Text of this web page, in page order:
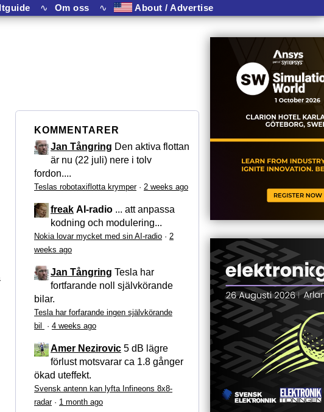
∿ Om oss ∿ About / Advertise
KOMMENTARER
Jan Tångring Den aktiva flottan
är nu (22 juli) nere i tolv
fordon....
Teslas robotaxiflotta krymper· 2 weeks ago
freak AI-radio ... att anpassa
kodning och modulering...
Nokia lovar mycket med sin AI-radio · 2
weeks ago
Jan Tångring Tesla har
fortfarande noll självkörande
bilar.
Tesla har forfarande ingen självkörande
bil
· 4 weeks ago
Amer Nezirovic 5 dB lägre
förlust motsvarar ca 1.8 gånger
ökad uteffekt.
Svensk antenn kan lyfta Infineons 8x8-
radar· 1 month ago